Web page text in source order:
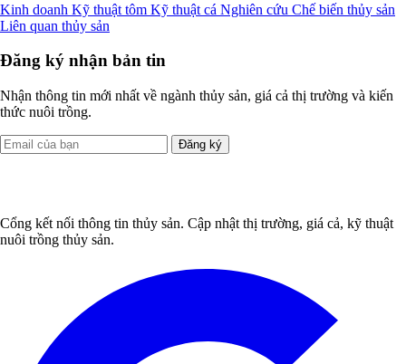
Kinh doanh Kỹ thuật tôm Kỹ thuật cá Nghiên cứu Chế biến thủy sản
Liên quan thủy sản
Đăng ký nhận bản tin
Nhận thông tin mới nhất về ngành thủy sản, giá cả thị trường và kiến
thức nuôi trồng.
Đăng ký
Cổng kết nối thông tin thủy sản. Cập nhật thị trường, giá cả, kỹ thuật
nuôi trồng thủy sản.